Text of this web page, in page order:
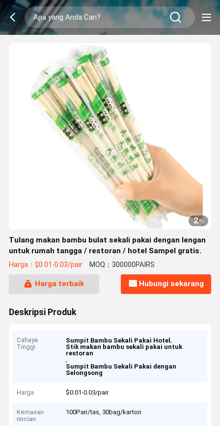
2/6
Tulang makan bambu bulat sekali pakai dengan lengan
untuk rumah tangga / restoran / hotel Sampel gratis.
Harga：$0.01-0.03/pair MOQ：300000PAIRS
Harga terbaik Hubungi sekarang
Deskripsi Produk
Cahaya
Tinggi
Sumpit Bambu Sekali Pakai Hotel,
Stik makan bambu sekali pakai untuk
restoran
,
Sumpit Bambu Sekali Pakai dengan
Selongsong
Harga $0.01-0.03/pair
Kemasan
rincian
100Pair/tas, 30bag/karton